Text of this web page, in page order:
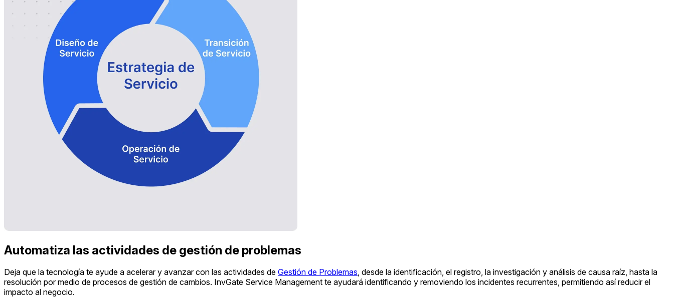
Automatiza las actividades de gestión de problemas
Deja que la tecnología te ayude a acelerar y avanzar con las actividades de Gestión de Problemas, desde la identificación, el registro, la investigación y análisis de causa raíz, hasta la
resolución por medio de procesos de gestión de cambios. InvGate Service Management te ayudará identificando y removiendo los incidentes recurrentes, permitiendo así reducir el
impacto al negocio.